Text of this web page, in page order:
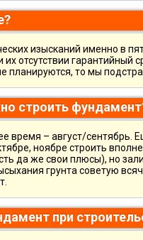
изысканий именно в
отсутствии гарантийный
планируются, то мы
строить
время – август/сентябрь.
ноябре строить
да же свои плюсы), но
грунта советую
при